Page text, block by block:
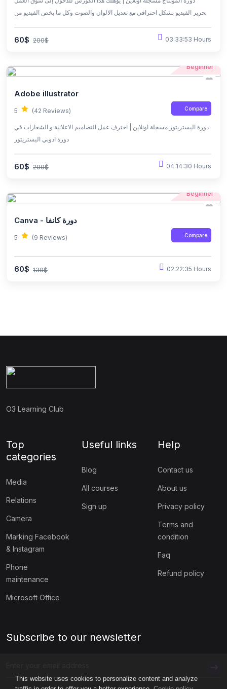
This website uses cookies to personalize content and analyze
وتحرير الفيديو بشكل احترافي مع تعديل الالوان والصوت وكل ما يخص الفيديو من
60$ 200$ 03:33:53 Hours
Beginner
Adobe illustrator
5 (42 Reviews) Compare
دورة اليستريتور مسجلة اونلاين | احترف عمل التصاميم الاعلانية و الشعارات في
دورة ادوبي اليستريتور
60$ 200$ 04:14:30 Hours
Beginner
Canva - دورة كانفا
5 (9 Reviews) Compare
60$ 130$ 02:22:35 Hours
O3 Learning Club
Top
categories
Media
Relations
Camera
Marking Facebook
& Instagram
Phone
maintenance
Microsoft Office
Useful links
Blog
All courses
Sign up
Help
Contact us
About us
Privacy policy
Terms and
condition
Faq
Refund policy
Subscribe to our newsletter